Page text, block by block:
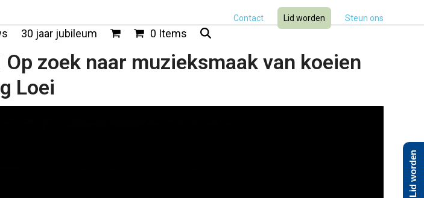
Contact Lid worden Steun ons
30 jaar jubileum 0 Items
zoek naar muzieksmaak van koeien
Loei
Lid worden